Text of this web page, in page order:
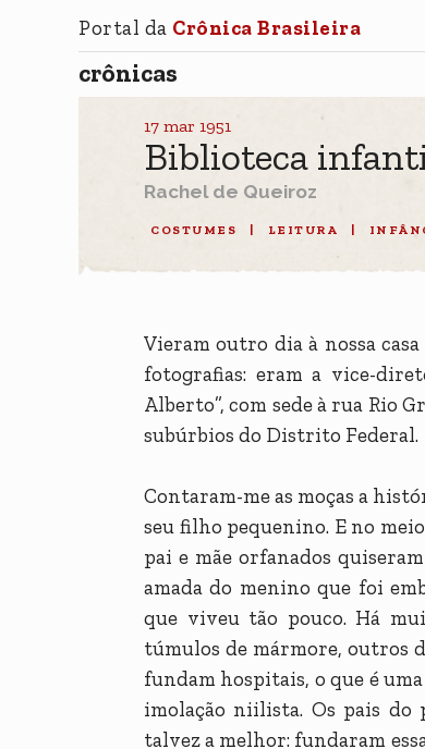
Portal da Crônica Brasileira
crônicas
17 mar 1951
Biblioteca
Rachel de Queiroz
COSTUMES LEITURA
Vieram outro dia à nossa
fotografias: eram a vice-
Alberto”, com sede à rua Rio
subúrbios do Distrito Federal.
Contaram-me as moças a
seu filho pequenino. E no
pai e mãe orfanados
amada do menino que foi
que viveu tão pouco. Há
túmulos de mármore, outros
fundam hospitais, o que é
imolação niilista. Os pais do
talvez a melhor: fundaram